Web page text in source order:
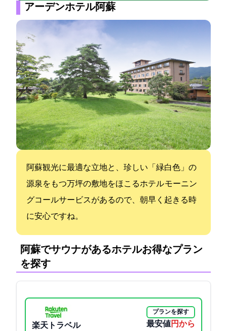
アーデンホテル阿蘇
阿蘇観光に最適な立地と、珍しい「緑白色」の
源泉をもつ1万坪の敷地をほこるホテル モーニン
グコールサービスがあるので、朝早く起きる時
に安心ですね。
阿蘇でサウナがあるホテル:お得なプラン
を探す
楽天トラベル
プランを探す
最安値6600円から